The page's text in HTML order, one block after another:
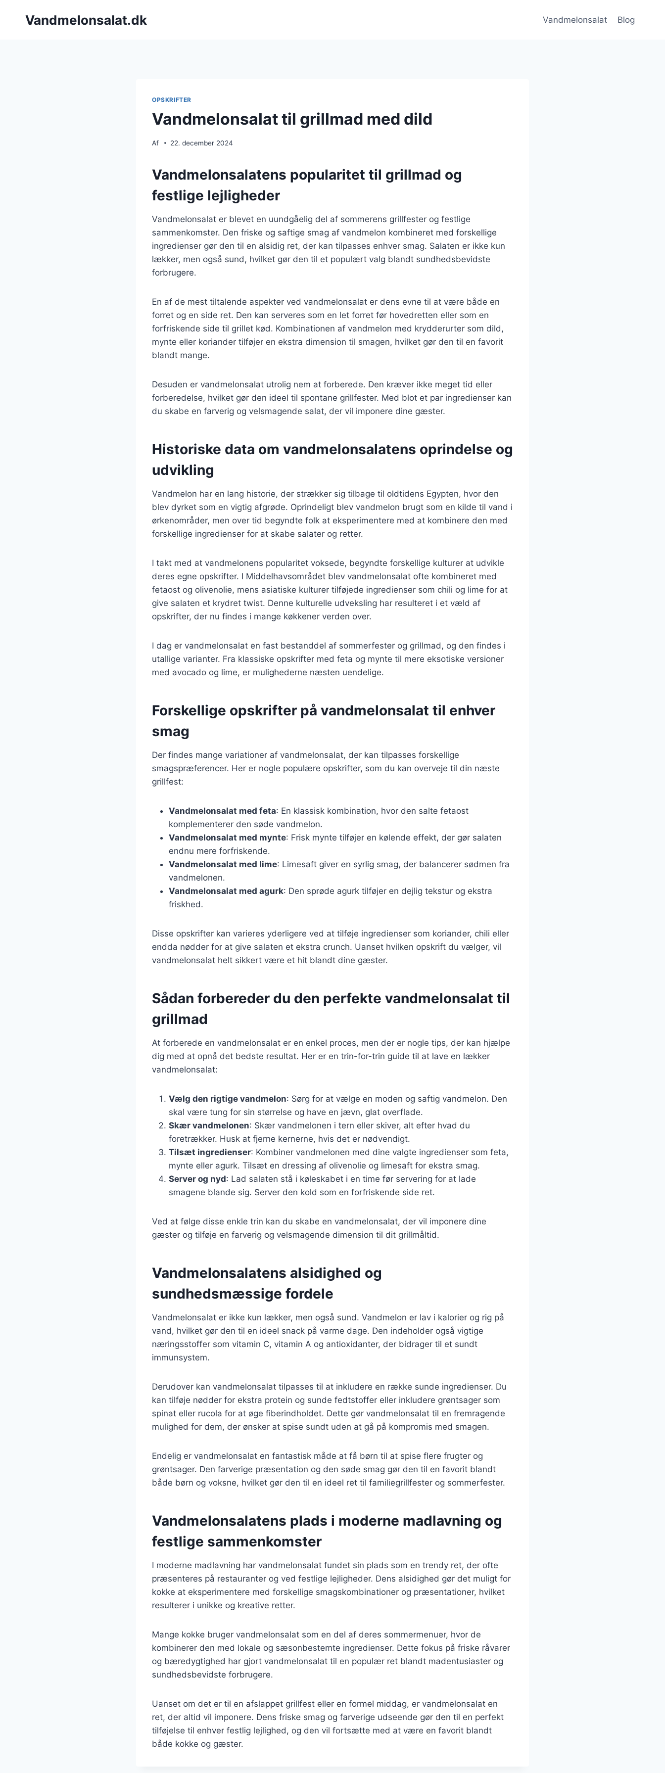
Vandmelonsalat.dk Vandmelonsalat Blog
OPSKRIFTER
Vandmelonsalat til grillmad med dild
Af 22. december 2024
Vandmelonsalatens popularitet til grillmad og
festlige lejligheder
Vandmelonsalat er blevet en uundgåelig del af sommerens grillfester og festlige
sammenkomster. Den friske og saftige smag af vandmelon kombineret med forskellige
ingredienser gør den til en alsidig ret, der kan tilpasses enhver smag. Salaten er ikke kun
lækker, men også sund, hvilket gør den til et populært valg blandt sundhedsbevidste
forbrugere.
En af de mest tiltalende aspekter ved vandmelonsalat er dens evne til at være både en
forret og en side ret. Den kan serveres som en let forret før hovedretten eller som en
forfriskende side til grillet kød. Kombinationen af vandmelon med krydderurter som dild,
mynte eller koriander tilføjer en ekstra dimension til smagen, hvilket gør den til en favorit
blandt mange.
Desuden er vandmelonsalat utrolig nem at forberede. Den kræver ikke meget tid eller
forberedelse, hvilket gør den ideel til spontane grillfester. Med blot et par ingredienser kan
du skabe en farverig og velsmagende salat, der vil imponere dine gæster.
Historiske data om vandmelonsalatens oprindelse og
udvikling
Vandmelon har en lang historie, der strækker sig tilbage til oldtidens Egypten, hvor den
blev dyrket som en vigtig afgrøde. Oprindeligt blev vandmelon brugt som en kilde til vand i
ørkenområder, men over tid begyndte folk at eksperimentere med at kombinere den med
forskellige ingredienser for at skabe salater og retter.
I takt med at vandmelonens popularitet voksede, begyndte forskellige kulturer at udvikle
deres egne opskrifter. I Middelhavsområdet blev vandmelonsalat ofte kombineret med
fetaost og olivenolie, mens asiatiske kulturer tilføjede ingredienser som chili og lime for at
give salaten et krydret twist. Denne kulturelle udveksling har resulteret i et væld af
opskrifter, der nu findes i mange køkkener verden over.
I dag er vandmelonsalat en fast bestanddel af sommerfester og grillmad, og den findes i
utallige varianter. Fra klassiske opskrifter med feta og mynte til mere eksotiske versioner
med avocado og lime, er mulighederne næsten uendelige.
Forskellige opskrifter på vandmelonsalat til enhver
smag
Der findes mange variationer af vandmelonsalat, der kan tilpasses forskellige
smagspræferencer. Her er nogle populære opskrifter, som du kan overveje til din næste
grillfest:
Vandmelonsalat med feta: En klassisk kombination, hvor den salte fetaost
komplementerer den søde vandmelon.
Vandmelonsalat med mynte: Frisk mynte tilføjer en kølende effekt, der gør salaten
endnu mere forfriskende.
Vandmelonsalat med lime: Limesaft giver en syrlig smag, der balancerer sødmen fra
vandmelonen.
Vandmelonsalat med agurk: Den sprøde agurk tilføjer en dejlig tekstur og ekstra
friskhed.
Disse opskrifter kan varieres yderligere ved at tilføje ingredienser som koriander, chili eller
endda nødder for at give salaten et ekstra crunch. Uanset hvilken opskrift du vælger, vil
vandmelonsalat helt sikkert være et hit blandt dine gæster.
Sådan forbereder du den perfekte vandmelonsalat til
grillmad
At forberede en vandmelonsalat er en enkel proces, men der er nogle tips, der kan hjælpe
dig med at opnå det bedste resultat. Her er en trin-for-trin guide til at lave en lækker
vandmelonsalat:
Vælg den rigtige vandmelon: Sørg for at vælge en moden og saftig vandmelon. Den
skal være tung for sin størrelse og have en jævn, glat overflade.
Skær vandmelonen: Skær vandmelonen i tern eller skiver, alt efter hvad du
foretrækker. Husk at fjerne kernerne, hvis det er nødvendigt.
Tilsæt ingredienser: Kombiner vandmelonen med dine valgte ingredienser som feta,
mynte eller agurk. Tilsæt en dressing af olivenolie og limesaft for ekstra smag.
Server og nyd: Lad salaten stå i køleskabet i en time før servering for at lade
smagene blande sig. Server den kold som en forfriskende side ret.
Ved at følge disse enkle trin kan du skabe en vandmelonsalat, der vil imponere dine
gæster og tilføje en farverig og velsmagende dimension til dit grillmåltid.
Vandmelonsalatens alsidighed og
sundhedsmæssige fordele
Vandmelonsalat er ikke kun lækker, men også sund. Vandmelon er lav i kalorier og rig på
vand, hvilket gør den til en ideel snack på varme dage. Den indeholder også vigtige
næringsstoffer som vitamin C, vitamin A og antioxidanter, der bidrager til et sundt
immunsystem.
Derudover kan vandmelonsalat tilpasses til at inkludere en række sunde ingredienser. Du
kan tilføje nødder for ekstra protein og sunde fedtstoffer eller inkludere grøntsager som
spinat eller rucola for at øge fiberindholdet. Dette gør vandmelonsalat til en fremragende
mulighed for dem, der ønsker at spise sundt uden at gå på kompromis med smagen.
Endelig er vandmelonsalat en fantastisk måde at få børn til at spise flere frugter og
grøntsager. Den farverige præsentation og den søde smag gør den til en favorit blandt
både børn og voksne, hvilket gør den til en ideel ret til familiegrillfester og sommerfester.
Vandmelonsalatens plads i moderne madlavning og
festlige sammenkomster
I moderne madlavning har vandmelonsalat fundet sin plads som en trendy ret, der ofte
præsenteres på restauranter og ved festlige lejligheder. Dens alsidighed gør det muligt for
kokke at eksperimentere med forskellige smagskombinationer og præsentationer, hvilket
resulterer i unikke og kreative retter.
Mange kokke bruger vandmelonsalat som en del af deres sommermenuer, hvor de
kombinerer den med lokale og sæsonbestemte ingredienser. Dette fokus på friske råvarer
og bæredygtighed har gjort vandmelonsalat til en populær ret blandt madentusiaster og
sundhedsbevidste forbrugere.
Uanset om det er til en afslappet grillfest eller en formel middag, er vandmelonsalat en
ret, der altid vil imponere. Dens friske smag og farverige udseende gør den til en perfekt
tilføjelse til enhver festlig lejlighed, og den vil fortsætte med at være en favorit blandt
både kokke og gæster.